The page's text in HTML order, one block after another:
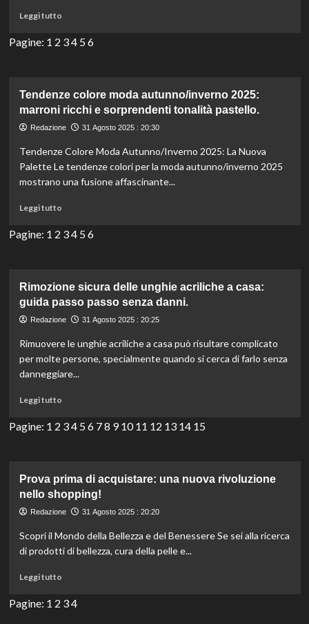
delle
Leggi tuttoLeggi
più
scuola:
una
sbagliata
favorisce
le
multinazionali
formazione
giovani.
Pagine: 1 2 34 5 6
Tendenze colore moda autunno/inverno 2025:
marroni ricchi e sorprendenti tonalità pastello.
Redazione 31 Agosto 2025 : 20:30
Tendenze Colore Moda Autunno/Inverno 2025: La Nuova
Palette Le tendenze colori per la moda autunno/inverno 2025
mostrano una fusione affascinante...
Leggi tuttoLeggi
più
moda
autunno/inverno
marroni
e
sorprendenti
tonalità
Pagine: 1 2 34 5 6
Rimozione sicura delle unghie acriliche a casa:
guida passo passo senza danni.
Redazione 31 Agosto 2025 : 20:25
Rimuovere le unghie acriliche a casa può risultare complicato
per molte persone, specialmente quando si cerca di farlo senza
danneggiare...
Leggi tuttoLeggi
più
delle
unghie
acriliche
a
guida
passo
senza
Pagine: 1 2 34 5 6 78 9 10 11 12 13 14 15
Prova prima di acquistare: una nuova rivoluzione
nello shopping!
Redazione 31 Agosto 2025 : 20:20
Scopri il Mondo della Bellezza e del Benessere Se sei alla ricerca
di prodotti di bellezza, cura della pelle e...
Leggi tuttoLeggi
più
Pagine: 1 2 34